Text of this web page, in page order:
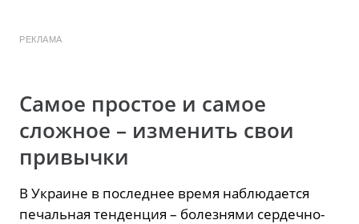
РЕКЛАМА
Самое простое и самое
сложное – изменить свои
привычки
В Украине в последнее время наблюдается
печальная тенденция – болезнями сердечно-